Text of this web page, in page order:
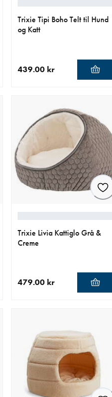
Trixie Tipi Boho Telt til Hund
og Katt
439.00 kr
Trixie Livia Kattiglo Grå &
Creme
479.00 kr